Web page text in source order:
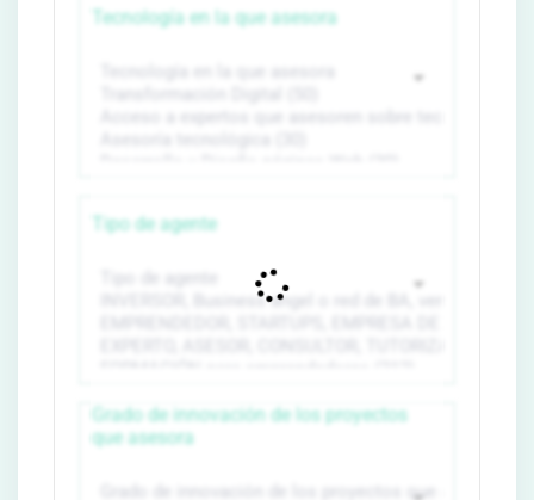
Tecnología en la que asesora
Tipo de agente
Grado de innovación de los proyectos
que asesora